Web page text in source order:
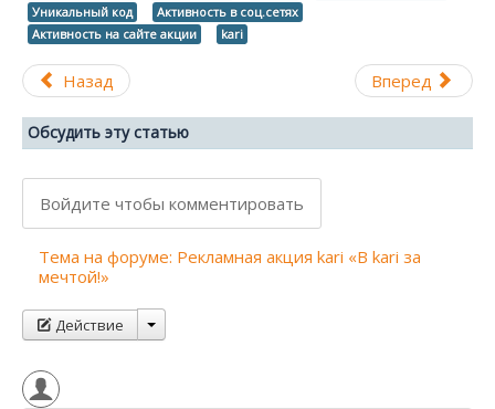
Уникальный код
Активность в соц.сетях
Активность на сайте акции
kari
Назад Вперед
Обсудить эту статью
Войдите чтобы комментировать
Тема на форуме: Рекламная акция kari «В kari за
мечтой!»
Действие